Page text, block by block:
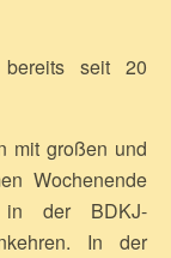
bereits seit 20
mit großen und
Wochenende
der BDKJ-
In der